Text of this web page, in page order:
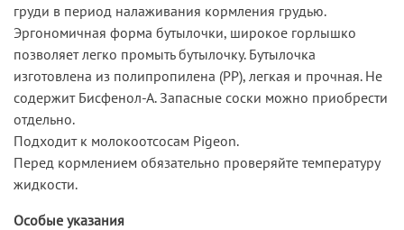
груди в период налаживания кормления грудью.
Эргономичная форма бутылочки, широкое горлышко
позволяет легко промыть бутылочку. Бутылочка
изготовлена из полипропилена (PP), легкая и прочная. Не
содержит Бисфенол-А. Запасные соски можно приобрести
отдельно.
Подходит к молокоотсосам Pigeon.
Перед кормлением обязательно проверяйте температуру
жидкости.
Особые указания